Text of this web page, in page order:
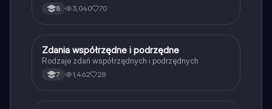
8 3,040 70
Język polski
Zdania współrzędne i podrzędne
Rodzaje zdań współrzędnych i podrzędnych
7 1,462 28